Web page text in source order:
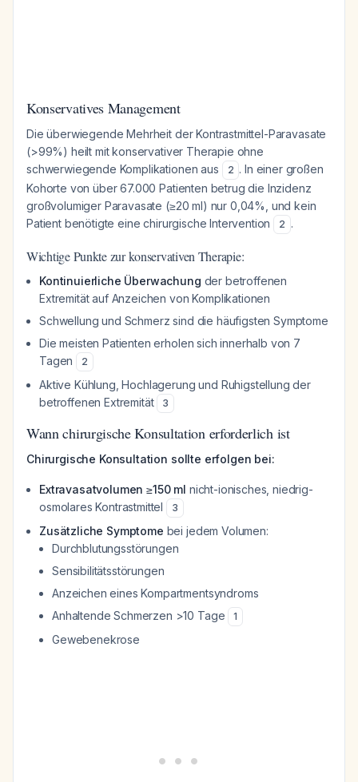
Konservatives Management
Die überwiegende Mehrheit der Kontrastmittel-Paravasate
(>99%) heilt mit konservativer Therapie ohne
schwerwiegende Komplikationen aus
2 . In einer großen
Kohorte von über 67.000 Patienten betrug die Inzidenz
großvolumiger Paravasate (≥20 ml) nur 0,04%, und kein
Patient benötigte eine chirurgische Intervention
2 .
Wichtige Punkte zur konservativen Therapie:
Kontinuierliche Überwachung der betroffenen
Extremität auf Anzeichen von Komplikationen
Schwellung und Schmerz sind die häufigsten Symptome
Die meisten Patienten erholen sich innerhalb von 7
Tagen
2
Aktive Kühlung, Hochlagerung und Ruhigstellung der
betroffenen Extremität
3
Wann chirurgische Konsultation erforderlich ist
Chirurgische Konsultation sollte erfolgen bei:
Extravasatvolumen ≥150 ml nicht-ionisches, niedrig-
osmolares Kontrastmittel
3
Zusätzliche Symptome bei jedem Volumen:
Durchblutungsstörungen
Sensibilitätsstörungen
Anzeichen eines Kompartmentsyndroms
Anhaltende Schmerzen >10 Tage
1
Gewebenekrose